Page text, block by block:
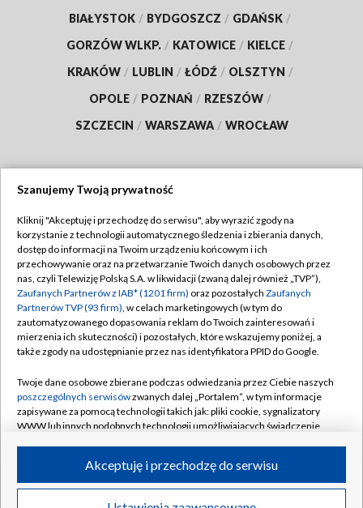
BIAŁYSTOK / BYDGOSZCZ / GDAŃSK /
GORZÓW WLKP. / KATOWICE / KIELCE /
KRAKÓW / LUBLIN / ŁÓDŹ / OLSZTYN /
OPOLE / POZNAŃ / RZESZÓW /
SZCZECIN / WARSZAWA / WROCŁAW
TVP
Abonament TVP
Emisja w TVP
Centrum informacji TVP
Naziemna Telewizja Cyfrowa
Rada Programowa
System NOS
Informacje o nadawcy
Program dla prasy
Regulamin TVP
Polityka prywatności
Moje zgody
Pomoc
Kontakt
Kanały
©2026 Telewizja Polska S.A. w likwidacji
Szanujemy Twoją prywatność
Kliknij "Akceptuję i przechodzę do serwisu", aby wyrazić zgody na
korzystanie z technologii automatycznego śledzenia i zbierania danych,
dostęp do informacji na Twoim urządzeniu końcowym i ich
przechowywanie oraz na przetwarzanie Twoich danych osobowych przez
nas, czyli Telewizję Polską S.A. w likwidacji (zwaną dalej również „TVP”),
Zaufanych Partnerów z IAB* (1201 firm) oraz pozostałych Zaufanych
Partnerów TVP (93 firm), w celach marketingowych (w tym do
zautomatyzowanego dopasowania reklam do Twoich zainteresowań i
mierzenia ich skuteczności) i pozostałych, które wskazujemy poniżej, a
także zgody na udostępnianie przez nas identyfikatora PPID do Google.
Twoje dane osobowe zbierane podczas odwiedzania przez Ciebie naszych
poszczególnych serwisówzwanych dalej „Portalem”, w tym informacje
zapisywane za pomocą technologii takich jak: pliki cookie, sygnalizatory
WWW lub innych podobnych technologii umożliwiających świadczenie
ruchu w Internecie.
Twoje dane osobowe zbierane podczas odwiedzania przez Ciebie
Akceptuję i przechodzę do serwisu